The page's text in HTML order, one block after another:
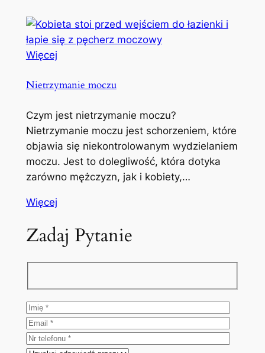
Więcej
Nietrzymanie moczu
Czym jest nietrzymanie moczu?
Nietrzymanie moczu jest schorzeniem, które
objawia się niekontrolowanym wydzielaniem
moczu. Jest to dolegliwość, która dotyka
zarówno mężczyzn, jak i kobiety,…
Więcej
Zadaj Pytanie